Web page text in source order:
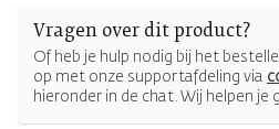
Vragen over dit product?
Of heb je hulp nodig bij het
op met onze supportafdeling via
hieronder in de chat. Wij helpen je